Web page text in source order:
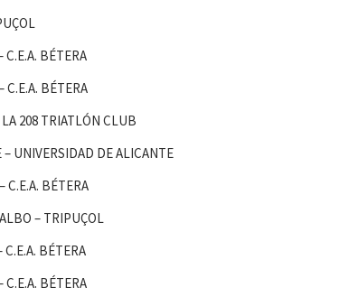
C.E.A. BÉTERA
C.E.A. BÉTERA
208 TRIATLÓN CLUB
UNIVERSIDAD DE ALICANTE
C.E.A. BÉTERA
– TRIPUÇOL
C.E.A. BÉTERA
C.E.A. BÉTERA